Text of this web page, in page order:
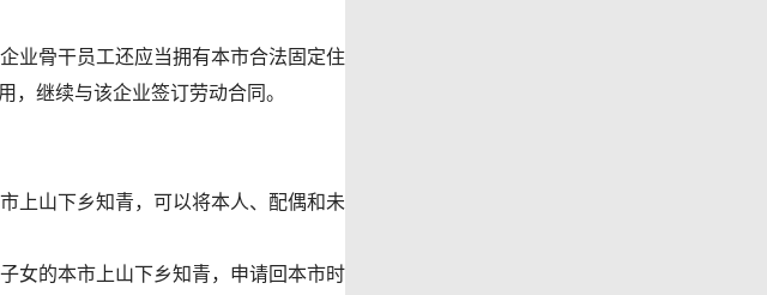
骨干员工还应当拥有本市合法固定住
，继续与该企业签订劳动合同。
山下乡知青，可以将本人、配偶和未
的本市上山下乡知青，申请回本市时